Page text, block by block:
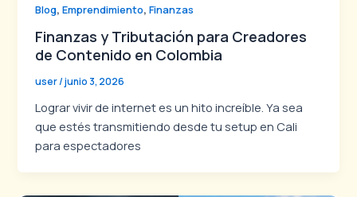
Blog,Emprendimiento,Finanzas
Finanzas y Tributación para Creadores
de Contenido en Colombia
user/junio 3, 2026
Lograr vivir de internet es un hito increíble. Ya sea
que estés transmitiendo desde tu setup en Cali
para espectadores